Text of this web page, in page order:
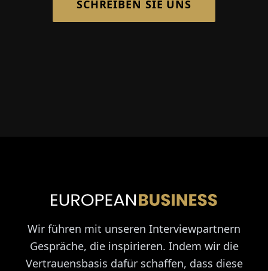
SCHREIBEN SIE UNS
Wir führen mit unseren Interviewpartnern
Gespräche, die inspirieren. Indem wir die
Vertrauensbasis dafür schaffen, dass diese